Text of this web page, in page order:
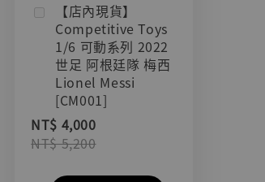
【店內現貨】
Competitive Toys
1/6 可動系列 2022
世足 阿根廷隊 梅西
Lionel Messi
[CM001]
NT$ 4,000
NT$ 5,200